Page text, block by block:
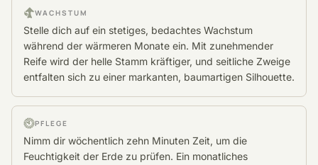
WACHSTUM
Stelle dich auf ein stetiges, bedachtes Wachstum
während der wärmeren Monate ein. Mit zunehmender
Reife wird der helle Stamm kräftiger, und seitliche Zweige
entfalten sich zu einer markanten, baumartigen Silhouette.
PFLEGE
Nimm dir wöchentlich zehn Minuten Zeit, um die
Feuchtigkeit der Erde zu prüfen. Ein monatliches